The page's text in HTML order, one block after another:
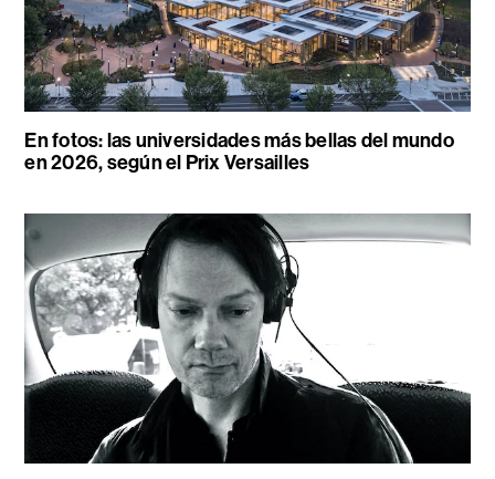
En fotos: las universidades más bellas del mundo
en 2026, según el Prix Versailles